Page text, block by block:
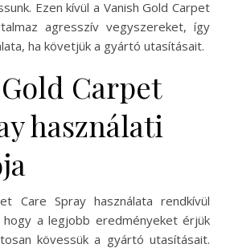
Ezen kívül a Vanish Gold Carpet
agresszív vegyszereket, így
ha követjük a gyártó utasításait.
Carpet
használati
Care Spray használata rendkívül
a legjobb eredményeket érjük
kövessük a gyártó utasításait.